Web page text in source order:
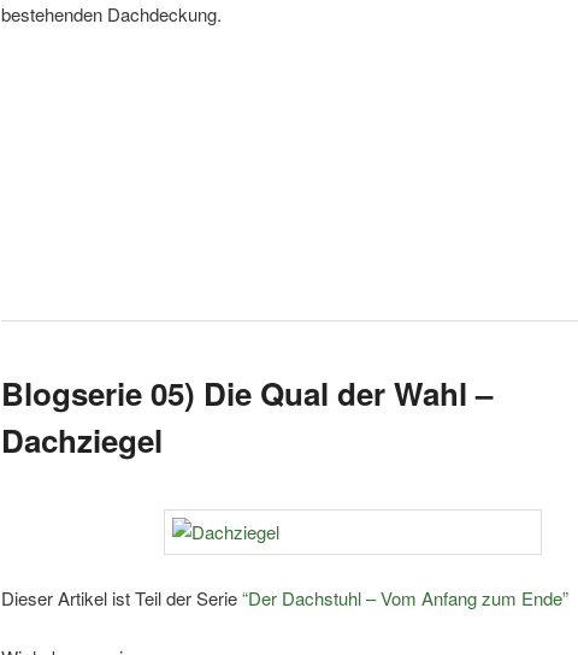
bestehenden Dachdeckung.
Blogserie 05) Die Qual der Wahl –
Dachziegel
Dieser Artikel ist Teil der Serie“Der Dachstuhl – Vom Anfang zum Ende”